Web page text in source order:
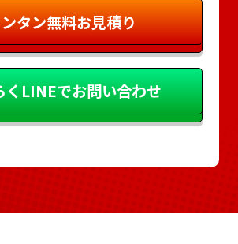
タン無料お見積り
くLINEでお問い合わせ